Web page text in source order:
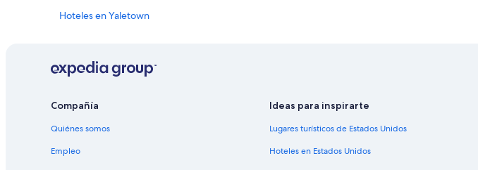
Hoteles en Yaletown
Diamond Resorts en Centro de Vancouver
Hoteles con spa en Centro de Vancouver
Compañía
Quiénes somos
Empleo
Ideas para inspirarte
Lugares turísticos de Estados Unidos
Hoteles en Estados Unidos